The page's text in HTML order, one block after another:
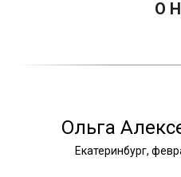
О
Ольга
Екатеринбург,